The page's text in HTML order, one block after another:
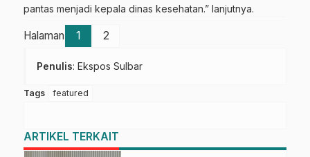
pantas menjadi kepala dinas kesehatan.” lanjutnya.
Halaman 1 2
Penulis: Ekspos Sulbar
Tags featured
ARTIKEL TERKAIT